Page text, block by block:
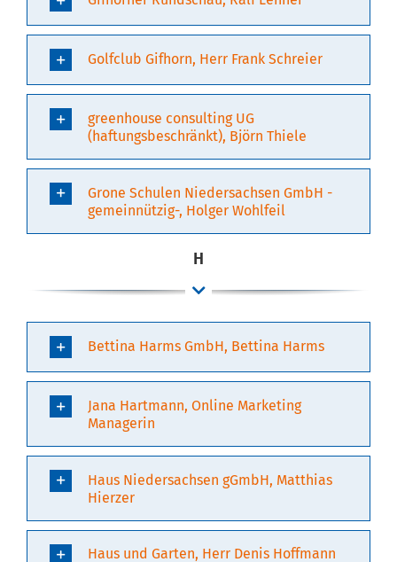
Golfclub Gifhorn, Herr Frank Schreier
greenhouse consulting UG
(haftungsbeschränkt), Björn Thiele
Grone Schulen Niedersachsen GmbH -
gemeinnützig-, Holger Wohlfeil
H
Bettina Harms GmbH, Bettina Harms
Jana Hartmann, Online Marketing
Managerin
Haus Niedersachsen gGmbH, Matthias
Hierzer
Haus und Garten, Herr Denis Hoffmann